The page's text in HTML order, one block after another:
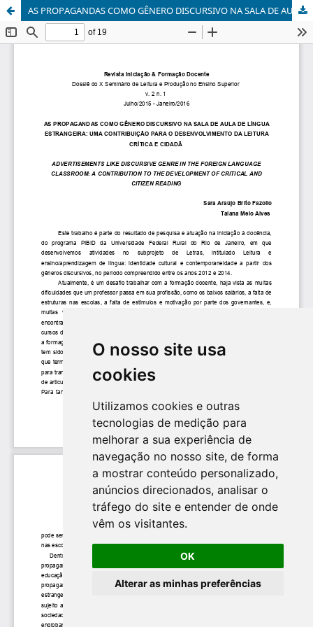
O nosso site usa
cookies
Utilizamos cookies e outras
tecnologias de medição para
melhorar a sua experiência de
navegação no nosso site, de forma
a mostrar conteúdo personalizado,
anúncios direcionados, analisar o
tráfego do site e entender de onde
vêm os visitantes.
OK
Alterar as minhas preferências
AS PROPAGANDAS COMO GÊNERO DISCURSIVO NA SALA DE AULA DE LÍNGUA ESTRANGEIRA: UMA CONTRIBUIÇÃO PARA O DESENVOLVIMENTO DA LEITURA CRÍTICA E CIDADÃ